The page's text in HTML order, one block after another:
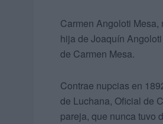
Carmen Angoloti
hija de Joaquín
de Carmen Mesa.
Contrae nupcias en
de Luchana, Oficial de
pareja, que nunca tuvo